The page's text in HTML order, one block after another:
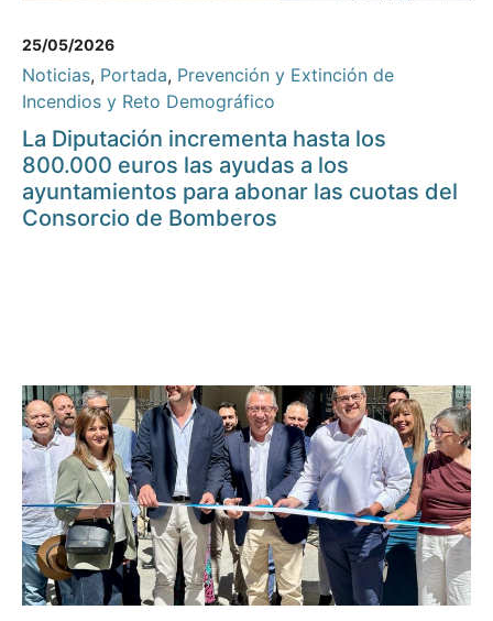
25/05/2026
Noticias, Portada, Prevención y Extinción de
Incendios y Reto Demográfico
La Diputación incrementa hasta los
800.000 euros las ayudas a los
ayuntamientos para abonar las cuotas del
Consorcio de Bomberos